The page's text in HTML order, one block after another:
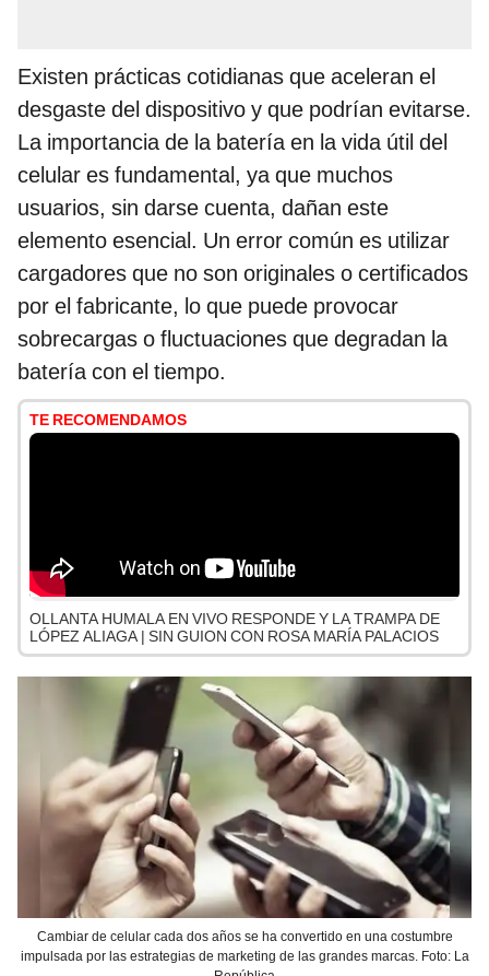
Existen prácticas cotidianas que aceleran el
desgaste del dispositivo y que podrían evitarse.
La importancia de la batería en la vida útil del
celular es fundamental, ya que muchos
usuarios, sin darse cuenta, dañan este
elemento esencial. Un error común es utilizar
cargadores que no son originales o certificados
por el fabricante, lo que puede provocar
sobrecargas o fluctuaciones que degradan la
batería con el tiempo.
TE RECOMENDAMOS
OLLANTA HUMALA EN VIVO RESPONDE Y LA TRAMPA DE
LÓPEZ ALIAGA | SIN GUION CON ROSA MARÍA PALACIOS
Cambiar de celular cada dos años se ha convertido en una costumbre
impulsada por las estrategias de marketing de las grandes marcas. Foto: La